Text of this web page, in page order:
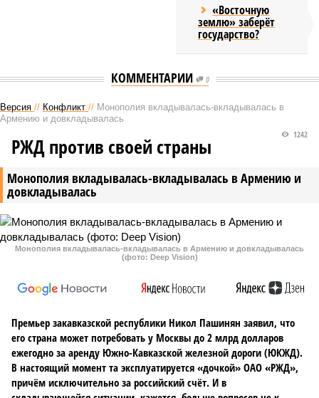
«Восточную
землю» заберёт
государство?
КОММЕНТАРИИ 0
Версия // Конфликт // Монополия вкладывалась-вкладывалась в
Армению и довкладывалась
Монополия вкладывалась-вкладывалась в Армению и
довкладывалась
1242
РЖД против своей страны
Монополия вкладывалась-вкладывалась в Армению и довкладывалась
(фото: Deep Vision)
Премьер закавказской республики Никол Пашинян заявил, что
его страна может потребовать у Москвы до 2 млрд долларов
ежегодно за аренду Южно-Кавказской железной дороги (ЮКЖД).
В настоящий момент та эксплуатируется «дочкой» ОАО «РЖД»,
причём исключительно за российский счёт. И в